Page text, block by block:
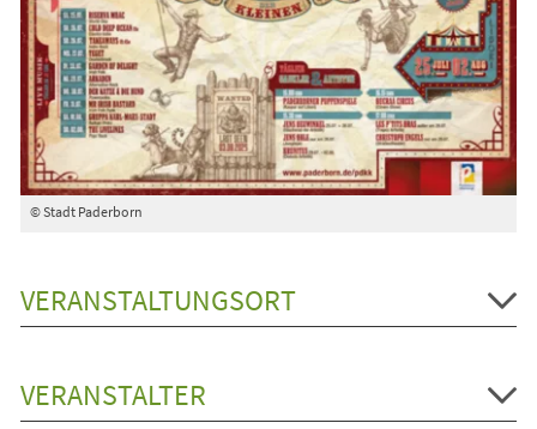
© Stadt Paderborn
VERANSTALTUNGSORT
VERANSTALTER